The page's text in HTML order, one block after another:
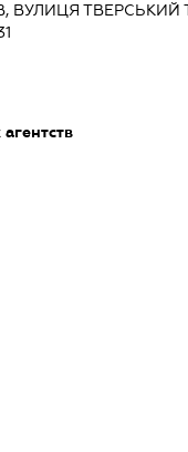
ВУЛИЦЯ ТВЕРСЬКИЙ